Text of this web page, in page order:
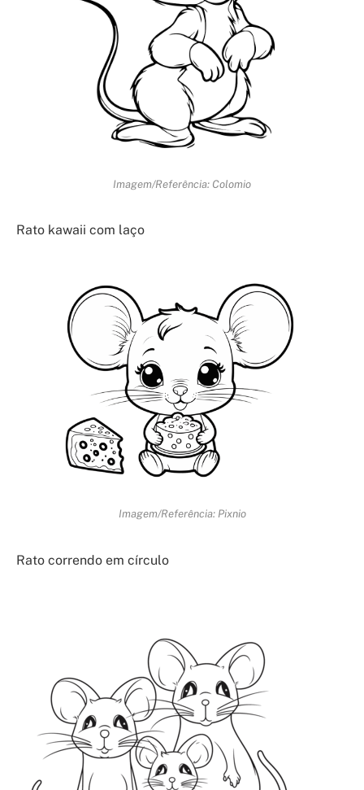
Imagem/Referência: Colomio
Rato kawaii com laço
Imagem/Referência: Pixnio
Rato correndo em círculo